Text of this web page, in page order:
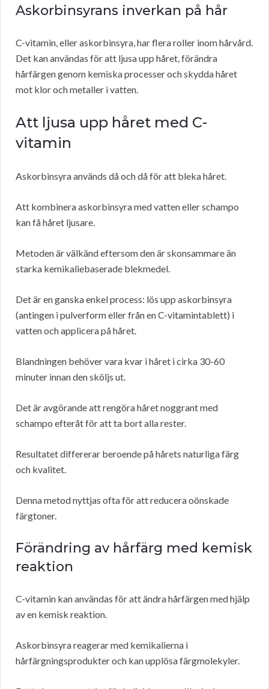
Askorbinsyrans inverkan på hår
C-vitamin, eller askorbinsyra, har flera roller inom hårvård.
Det kan användas för att ljusa upp håret, förändra
hårfärgen genom kemiska processer och skydda håret
mot klor och metaller i vatten.
Att ljusa upp håret med C-
vitamin
Askorbinsyra används då och då för att bleka håret.
Att kombinera askorbinsyra med vatten eller schampo
kan få håret ljusare.
Metoden är välkänd eftersom den är skonsammare än
starka kemikaliebaserade blekmedel.
Det är en ganska enkel process: lös upp askorbinsyra
(antingen i pulverform eller från en C-vitamintablett) i
vatten och applicera på håret.
Blandningen behöver vara kvar i håret i cirka 30-60
minuter innan den sköljs ut.
Det är avgörande att rengöra håret noggrant med
schampo efteråt för att ta bort alla rester.
Resultatet differerar beroende på hårets naturliga färg
och kvalitet.
Denna metod nyttjas ofta för att reducera oönskade
färgtoner.
Förändring av hårfärg med kemisk
reaktion
C-vitamin kan användas för att ändra hårfärgen med hjälp
av en kemisk reaktion.
Askorbinsyra reagerar med kemikalierna i
hårfärgningsprodukter och kan upplösa färgmolekyler.